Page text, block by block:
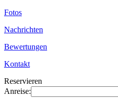
Fotos
Nachrichten
Bewertungen
Kontakt
Reservieren
Anreise: